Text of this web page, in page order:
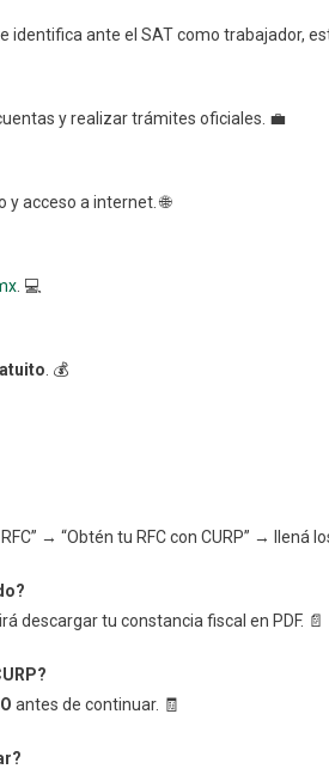
identifica ante el SAT como trabajador,
y realizar trámites oficiales. 💼
y acceso a internet. 🌐
. 💻
. 💰
→ “Obtén tu RFC con CURP” → llená
descargar tu constancia fiscal en PDF. 📄
antes de continuar. 🧾